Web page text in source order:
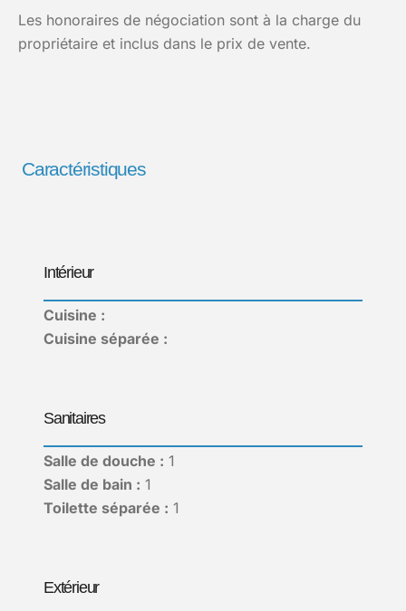
Les honoraires de négociation sont à la charge du
propriétaire et inclus dans le prix de vente.
Caractéristiques
Intérieur
Cuisine :
Cuisine séparée :
Sanitaires
Salle de douche : 1
Salle de bain : 1
Toilette séparée : 1
Extérieur